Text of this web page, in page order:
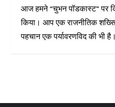
आज हमने “चुभन पॉडकास्ट” पर
किया। आप एक राजनीतिक
पहचान एक पर्यावरणविद की भी